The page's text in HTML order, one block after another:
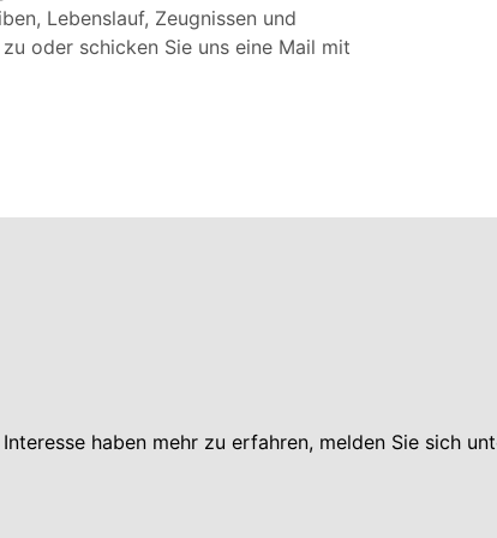
Lebenslauf, Zeugnissen und
zu oder schicken Sie uns eine Mail mit
haben mehr zu erfahren, melden Sie sich